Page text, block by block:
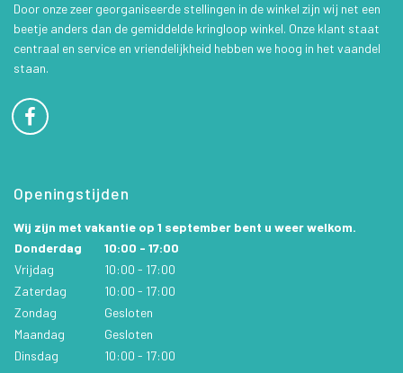
Door onze zeer georganiseerde stellingen in de winkel zijn wij net een
beetje anders dan de gemiddelde kringloop winkel. Onze klant staat
centraal en service en vriendelijkheid hebben we hoog in het vaandel
staan.
Openingstijden
Wij zijn met vakantie op 1 september bent u weer welkom.
Donderdag
10:00 - 17:00
Vrijdag
10:00 - 17:00
Zaterdag
10:00 - 17:00
Zondag
Gesloten
Maandag
Gesloten
Dinsdag
10:00 - 17:00